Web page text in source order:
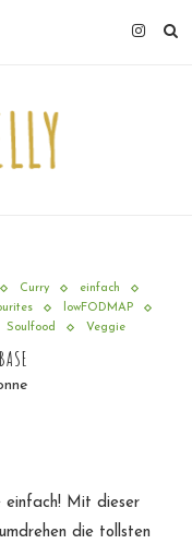
Curry
einfach
lowFODMAP
Soulfood Veggie
einfach! Mit dieser
die tollsten